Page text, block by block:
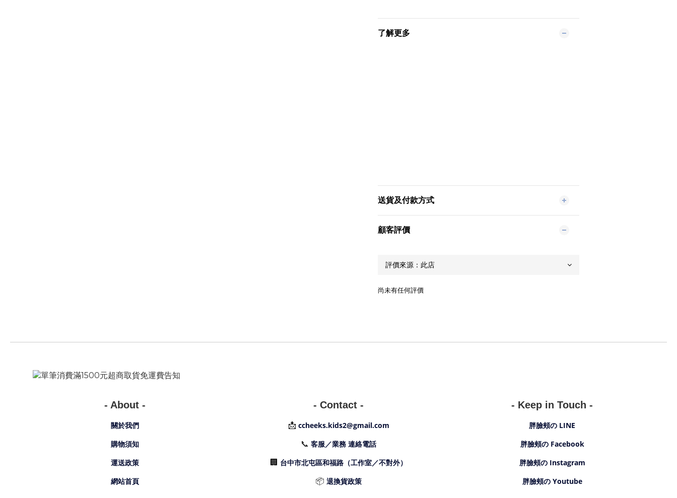
了解更多
送貨及付款方式
顧客評價
尚未有任何評價
- About -
關於我們
購物須知
運送政策
網站首頁
- Contact -
📩 ccheeks.kids2@gmail.com
📞 客服／業務 連絡電話
🏢 台中市北屯區和福路（工作室／不對外）
📦 退換貨政策
- Keep in Touch -
胖臉頰の LINE
胖臉頰の Facebook
胖臉頰の Instagram
胖臉頰の Youtube